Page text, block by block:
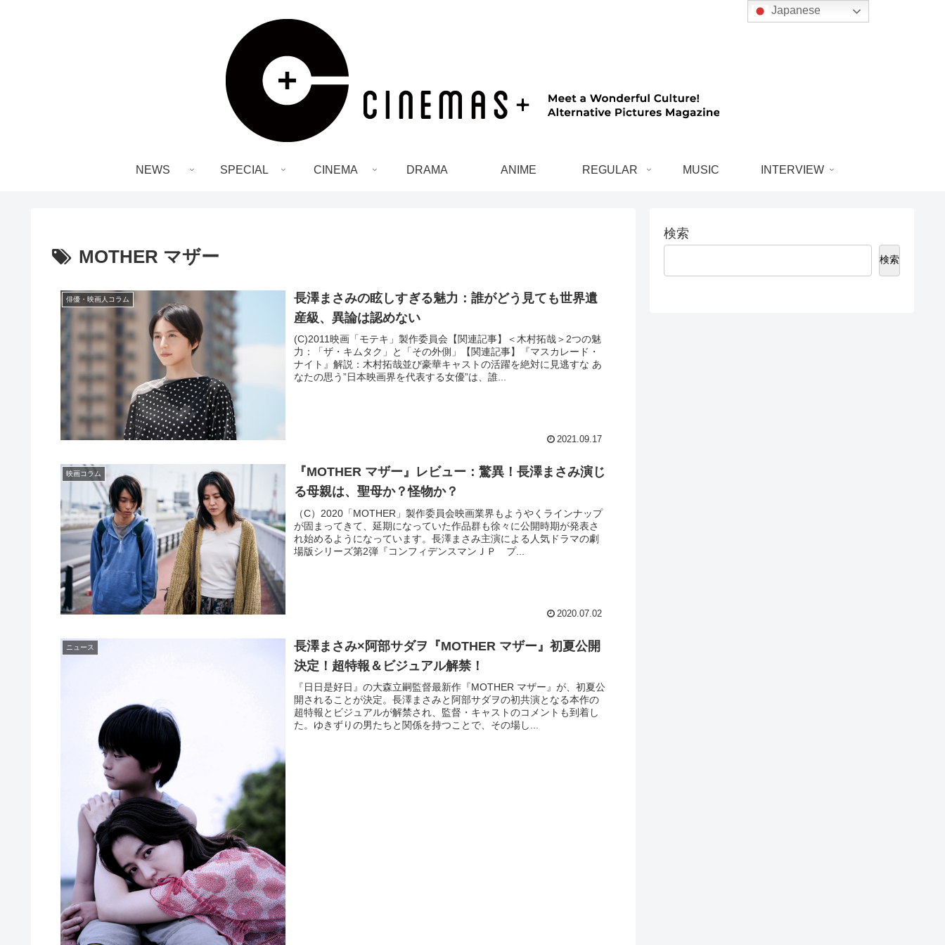
NEWS SPECIAL CINEMA DRAMA ANIME REGULAR MUSIC INTERVIEW
MOTHER マザー
俳優・映画人コラム
長澤まさみの眩しすぎる魅力：誰がどう見ても世界遺
産級、異論は認めない
(C)2011映画「モテキ」製作委員会【関連記事】＜木村拓哉＞2つの魅
力：「ザ・キムタク」と「その外側」【関連記事】『マスカレード・
ナイト』解説：木村拓哉並び豪華キャストの活躍を絶対に見逃すな あ
なたの思う”日本映画界を代表する女優”は、誰...
2021.09.17
映画コラム
『MOTHER マザー』レビュー：驚異！長澤まさみ演じ
る母親は、聖母か？怪物か？
（C）2020「MOTHER」製作委員会映画業界もようやくラインナップ
が固まってきて、延期になっていた作品群も徐々に公開時期が発表さ
れ始めるようになっています。長澤まさみ主演による人気ドラマの劇
場版シリーズ第2弾『コンフィデンスマンＪＰ プ...
2020.07.02
ニュース
長澤まさみ×阿部サダヲ『MOTHER マザー』初夏公開
決定！超特報＆ビジュアル解禁！
『日日是好日』の大森立嗣監督最新作『MOTHER マザー』が、初夏公
開されることが決定。長澤まさみと阿部サダヲの初共演となる本作の
超特報とビジュアルが解禁され、監督・キャストのコメントも到着し
た。ゆきずりの男たちと関係を持つことで、その場し...
検索
検索
Japanese